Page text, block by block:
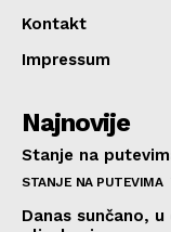
Kontakt
Impressum
Najnovije
Stanje na
STANJE NA PUTEVIMA
Danas sunčano,